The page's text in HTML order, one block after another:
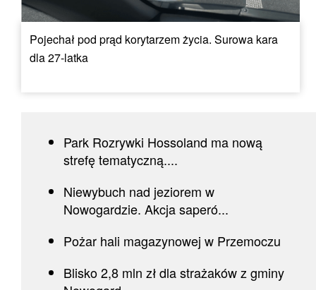
Pojechał pod prąd korytarzem życia. Surowa kara
dla 27-latka
Park Rozrywki Hossoland ma nową
strefę tematyczną....
Niewybuch nad jeziorem w
Nowogardzie. Akcja saperó...
Pożar hali magazynowej w Przemoczu
Blisko 2,8 mln zł dla strażaków z gminy